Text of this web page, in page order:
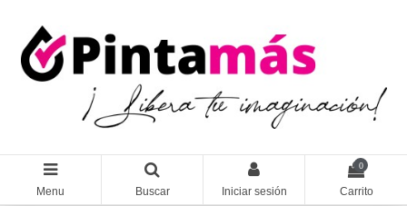
Menu Buscar Iniciar sesión
0
Carrito